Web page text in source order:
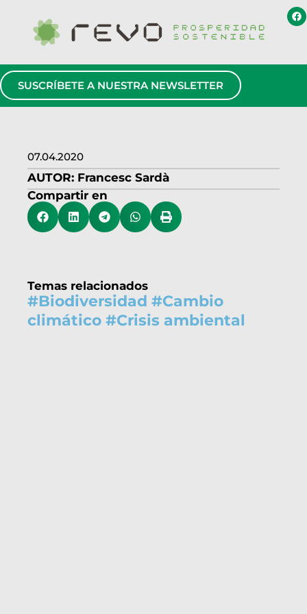
SUSCRÍBETE A NUESTRA NEWSLETTER
07.04.2020
AUTOR: Francesc Sardà
Compartir en
Temas relacionados
#Biodiversidad #Cambio
climático #Crisis ambiental